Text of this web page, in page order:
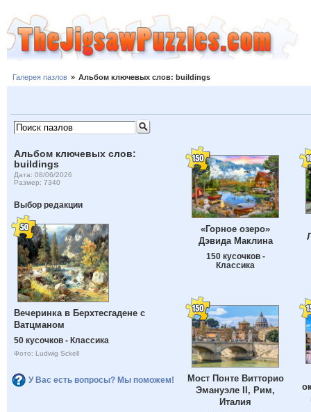
Галерея пазлов » Альбом ключевых слов: buildings
Альбом ключевых слов:
buildings
Дата: 08/06/2026
Размер: 7340
Выбор редакции
Вечеринка в Берхтесгадене с
Ватцманом
50 кусочков - Классика
Фото: Ludwig Sckell
У Вас есть вопросы? Мы поможем!
«Горное озеро»
Дэвида Маклина
150 кусочков -
Классика
Мост Понте Витторио
Эмануэле II, Рим,
Италия